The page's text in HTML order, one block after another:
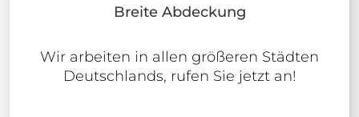
Breite Abdeckung
Wir arbeiten in allen größeren Städten
Deutschlands, rufen Sie jetzt an!